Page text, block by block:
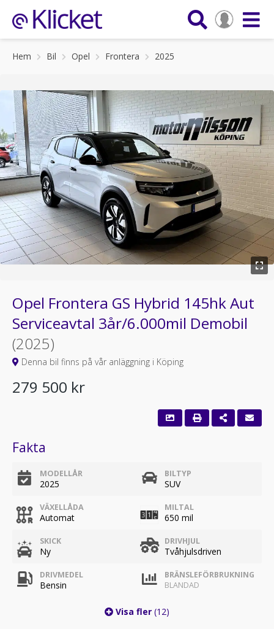
Hem Bil Opel Frontera 2025
Opel Frontera GS Hybrid 145hk Aut
Serviceavtal 3år/6.000mil Demobil
(2025)
Denna bil finns på vår anläggning i Köping
279 500 kr
Fakta
MODELLÅR
2025
BILTYP
SUV
VÄXELLÅDA
Automat
MILTAL
650 mil
SKICK
Ny
DRIVHJUL
Tvåhjulsdriven
DRIVMEDEL
Bensin
BRÄNSLEFÖRBRUKNING
BLANDAD
Visa fler (12)